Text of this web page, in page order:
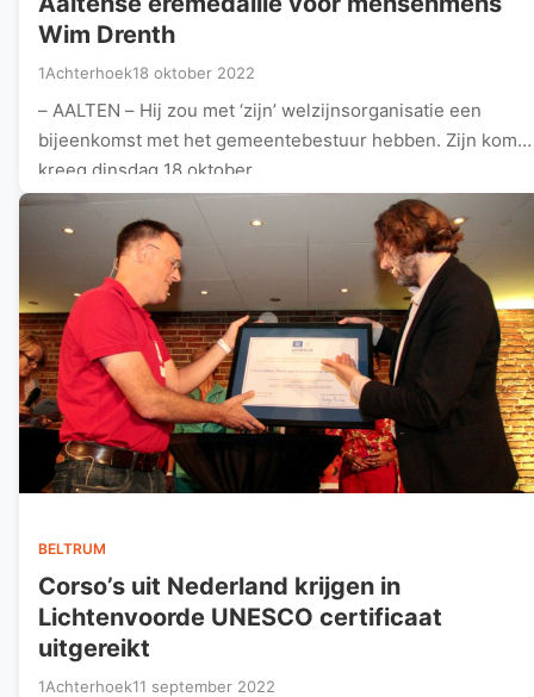
Wim Drenth
1Achterhoek18 oktober 2022
– AALTEN – Hij zou met ‘zijn’ welzijnsorganisatie een
bijeenkomst met het gemeentebestuur hebben. Zijn komst
kreeg dinsdag 18 oktober…
BELTRUM
Corso’s uit Nederland krijgen in
Lichtenvoorde UNESCO certificaat
uitgereikt
1Achterhoek11 september 2022